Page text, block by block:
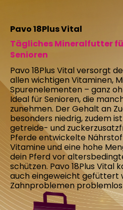
Pavo 18Plus Vital
Tägliches Mineralfutter
Senioren​​​​​​​
Pavo 18Plus Vital versorgt
allen wichtigen Vitaminen,
Spurenelementen – ganz
Ideal für Senioren, die
zunehmen. Der Gehalt an
besonders niedrig, zudem
getreide- und
Pferde entwickelte
Vitamine und eine hohe
dein Pferd vor
schützen. Pavo 18Plus Vital
auch eingeweicht gefüttert
Zahnproblemen